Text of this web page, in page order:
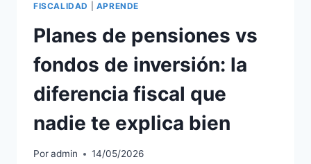
FISCALIDAD APRENDE
Planes de pensiones vs
fondos de inversión: la
diferencia fiscal que
nadie te explica bien
Poradmin 14/05/2026